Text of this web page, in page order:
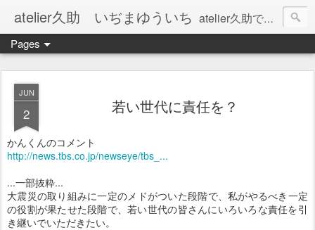
atelier久助 いぢまゆういち atelier久助では土と火から暖かなモノたちを生み出しています。 ご覧になられた方が和んで頂ければ幸いです。
Pages
JUN
2 若い世代に責任を？
かんくんのコメント
http://news.tbs.co.jp/newseye/tbs_...
...一部抜粋...
大震災の取り組みに一定のメドがついた段階で、私がやるべき一定
の役割が果たせた段階で、若い世代の皆さんにいろいろな責任を引
き継いでいただきたい。